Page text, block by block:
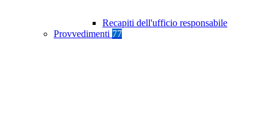
Recapiti dell'ufficio responsabile
Provvedimenti 77